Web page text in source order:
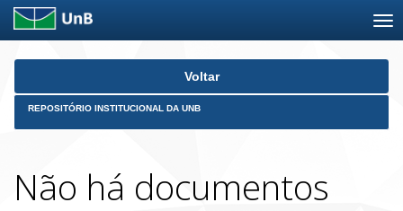
Skip
Voltar
REPOSITÓRIO INSTITUCIONAL DA UNB
Não há documentos